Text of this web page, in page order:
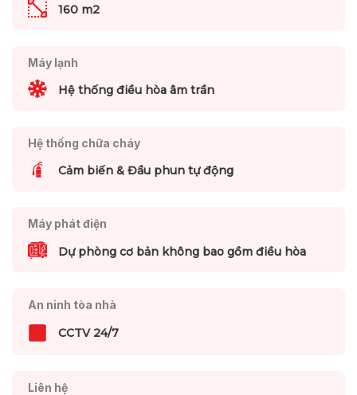
160 m2
Máy lạnh
Hệ thống điều hòa âm trần
Hệ thống chữa cháy
Cảm biến & Đầu phun tự động
Máy phát điện
Dự phòng cơ bản không bao gồm điều hòa
An ninh tòa nhà
CCTV 24/7
Liên hệ